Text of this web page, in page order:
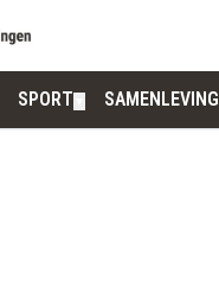
SPORT SAMENLEVING